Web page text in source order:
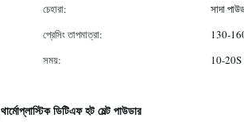
চেহারা:
সাদা
প্রেসিং তাপমাত্রা:
130-
সময়:
10-20S
থার্মোপ্লাস্টিক ডিটিএফ হট মেল্ট পাউডার